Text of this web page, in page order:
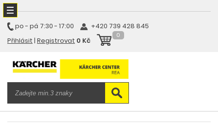
po - pá 7:30 - 17:00
+420 739 428 845
Přihlásit | Registrovat 0 Kč
0